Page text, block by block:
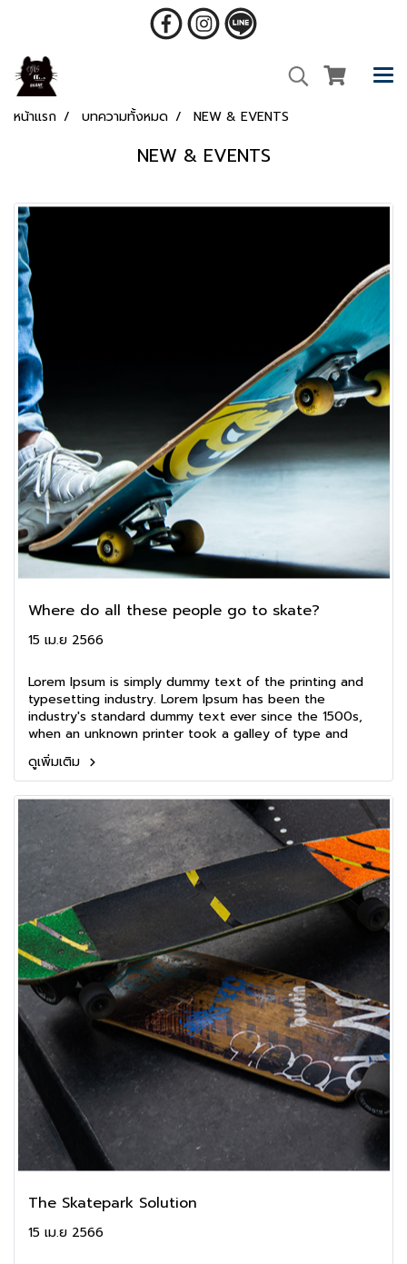
หน้าแรก บทความทั้งหมด NEW & EVENTS
NEW & EVENTS
Where do all these people go to skate?
15 เม.ย 2566
Lorem Ipsum is simply dummy text of the printing and
typesetting industry. Lorem Ipsum has been the
industry's standard dummy text ever since the 1500s,
when an unknown printer took a galley of type and
scrambled it to make a type specimen book. It has
survived not only five centuries, but also the leap into
electronic typesetting, remaining essentially unchanged.
It was popularised in the 1960s with the release of
Letraset sheets containing Lorem Ipsum passages, and
more recently with desktop publishing software like
Aldus PageMaker including versions of Lorem Ipsum.
ดูเพิ่มเติม
The Skatepark Solution
15 เม.ย 2566